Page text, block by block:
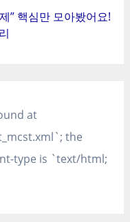
” 핵심만 모아봤어요!
at
the
type is `text/html;